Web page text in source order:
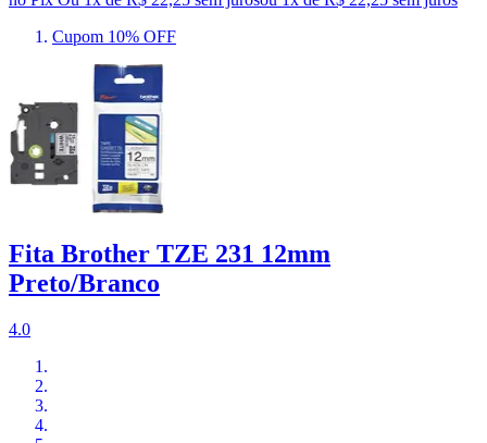
Cupom 10% OFF
Fita Brother TZE 231 12mm
Preto/Branco
4.0